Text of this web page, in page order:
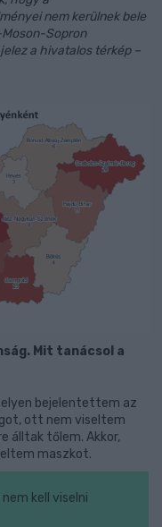
nem kerülnek bele
Sopron
a hivatalos térkép –
Mit tanácsol a
bejelentettem az
ott nem viseltem
álltak tőlem. Akkor,
maszkot.
kell viselni